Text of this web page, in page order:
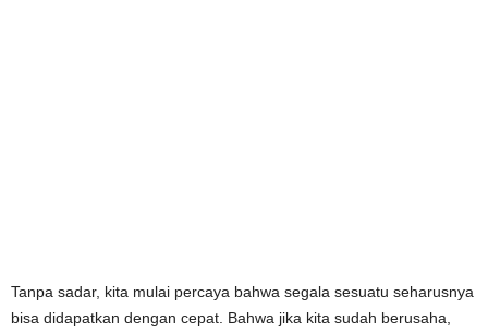
Tanpa sadar, kita mulai percaya bahwa segala sesuatu seharusnya
bisa didapatkan dengan cepat. Bahwa jika kita sudah berusaha,